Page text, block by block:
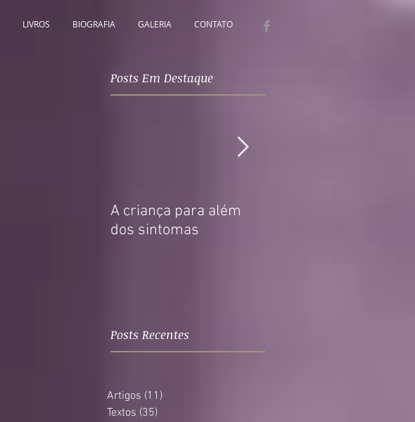
LIVROS BIOGRAFIA GALERIA CONTATO
Posts Em Destaque
A criança para além
dos sintomas
Posts Recentes
Artigos (11)
Textos (35)